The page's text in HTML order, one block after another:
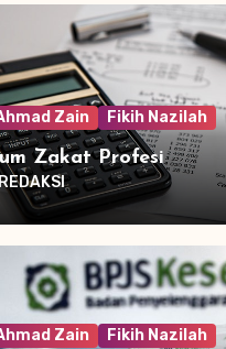
Zain Fikih Nazilah
Zakat Profesi
REDAKSI
Zain Fikih Nazilah